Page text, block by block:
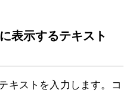
表示するテキスト
キストを入力します。コ